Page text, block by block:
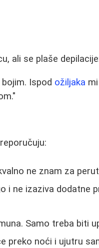
ali se plaše
Ispod ožiljaka
ne znam za
i ne izaziva dodatne
Samo treba biti
preko noći i ujutru